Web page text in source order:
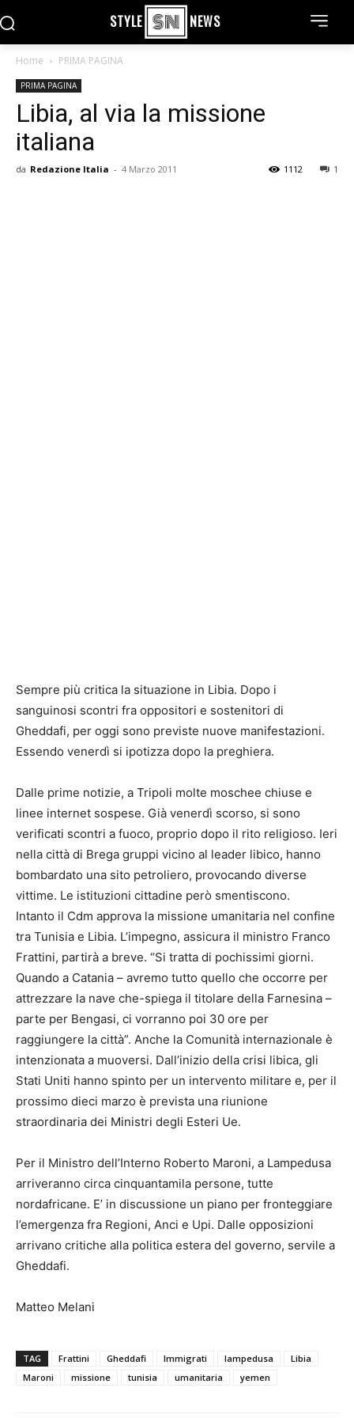
STYLE NEWS
Home PRIMA PAGINA
PRIMA PAGINA
Libia, al via la missione
italiana
da Redazione Italia - 4 Marzo 2011 1
1112
Sempre più critica la situazione in Libia. Dopo i
sanguinosi scontri fra oppositori e sostenitori di
Gheddafi, per oggi sono previste nuove manifestazioni.
Essendo venerdì si ipotizza dopo la preghiera.
Dalle prime notizie, a Tripoli molte moschee chiuse e
linee internet sospese. Già venerdì scorso, si sono
verificati scontri a fuoco, proprio dopo il rito religioso. Ieri
nella città di Brega gruppi vicino al leader libico, hanno
bombardato una sito petroliero, provocando diverse
vittime. Le istituzioni cittadine però smentiscono.
Intanto il Cdm approva la missione umanitaria nel confine
tra Tunisia e Libia. L’impegno, assicura il ministro Franco
Frattini, partirà a breve. “Si tratta di pochissimi giorni.
Quando a Catania – avremo tutto quello che occorre per
attrezzare la nave che-spiega il titolare della Farnesina –
parte per Bengasi, ci vorranno poi 30 ore per
raggiungere la città”. Anche la Comunità internazionale è
intenzionata a muoversi. Dall’inizio della crisi libica, gli
Stati Uniti hanno spinto per un intervento militare e, per il
prossimo dieci marzo è prevista una riunione
straordinaria dei Ministri degli Esteri Ue.
Per il Ministro dell’Interno Roberto Maroni, a Lampedusa
arriveranno circa cinquantamila persone, tutte
nordafricane. E’ in discussione un piano per fronteggiare
l’emergenza fra Regioni, Anci e Upi. Dalle opposizioni
arrivano critiche alla politica estera del governo, servile a
Gheddafi.
Matteo Melani
TAG Frattini Gheddafi Immigrati lampedusa
Libia
Maroni
missione tunisia umanitaria yemen